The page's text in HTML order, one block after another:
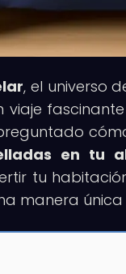
, el universo
viaje
en tu
tu
manera